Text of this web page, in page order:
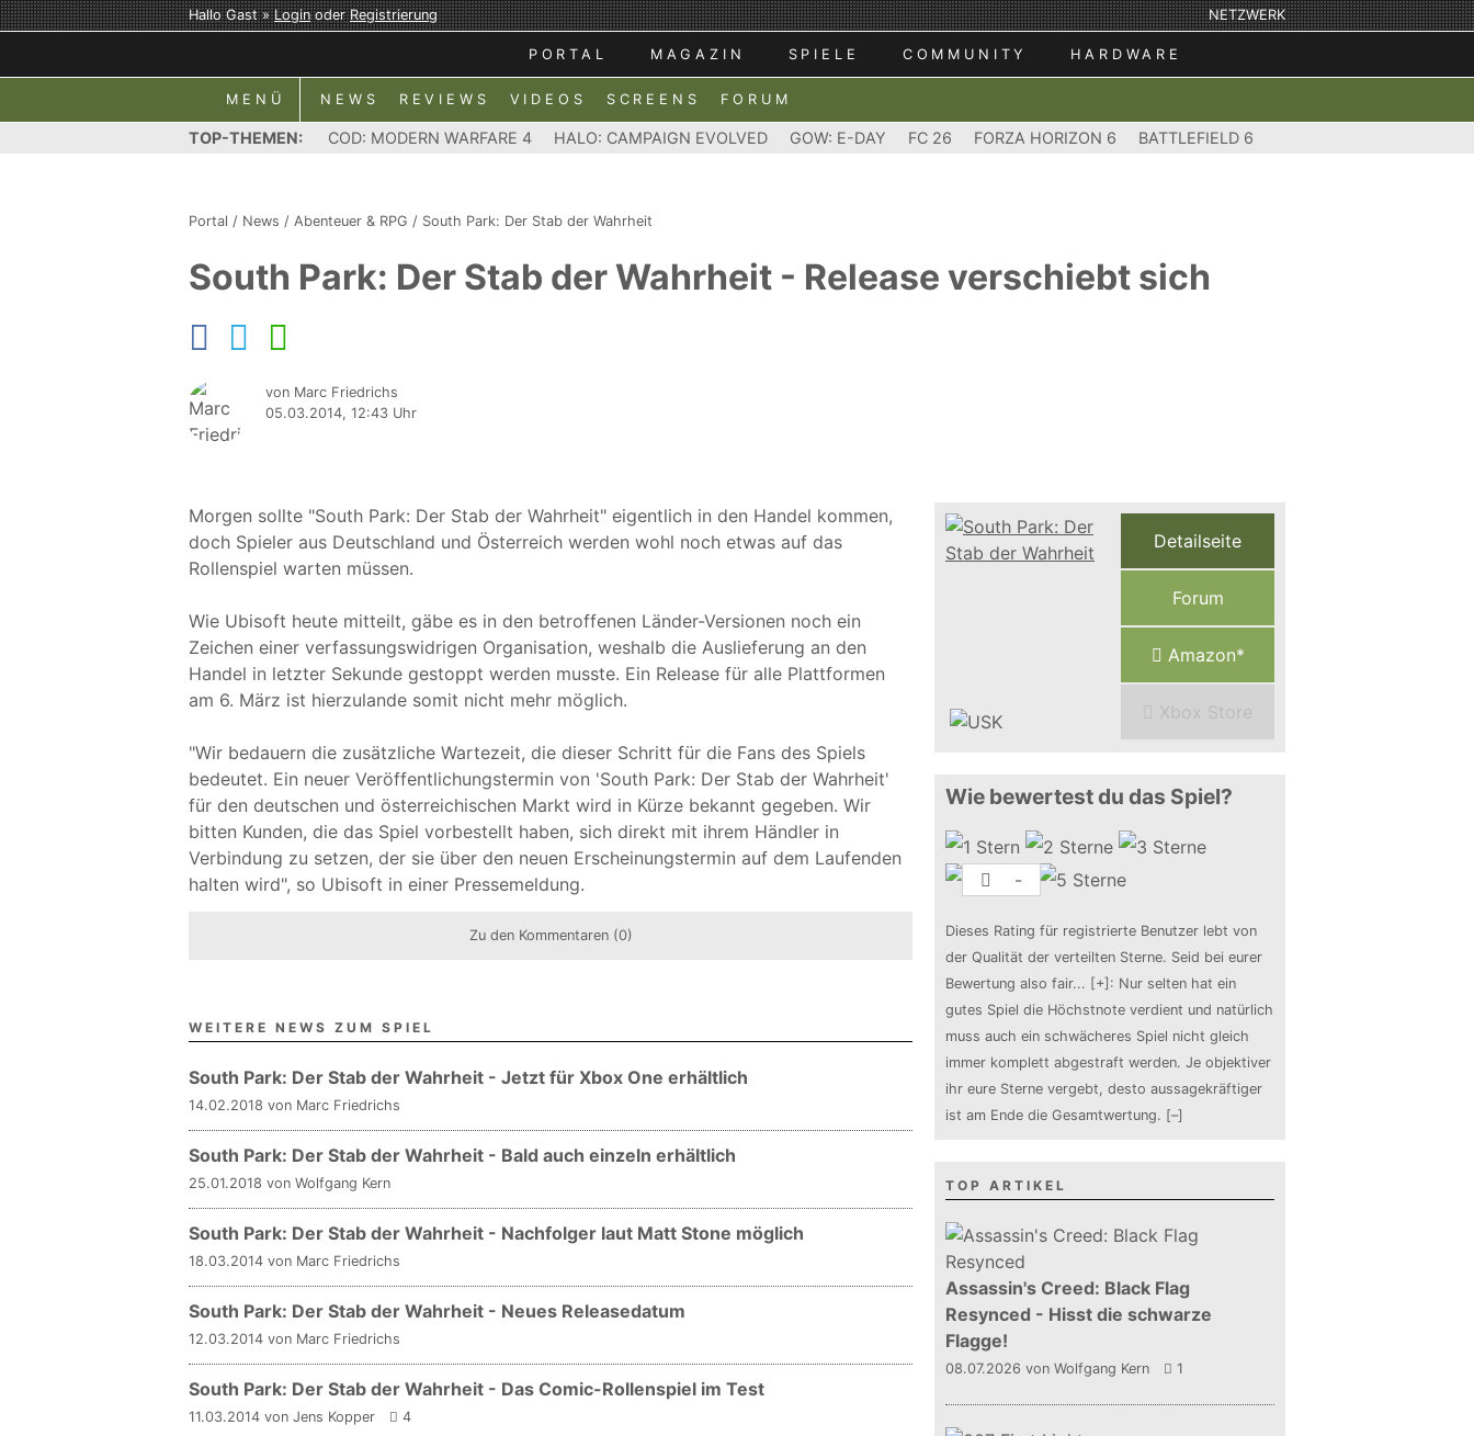
Hallo Gast »LoginoderRegistrierung NETZWERK
PORTAL MAGAZIN SPIELE COMMUNITY HARDWARE
MENÜ NEWS REVIEWS VIDEOS SCREENS FORUM
TOP-THEMEN: COD: MODERN WARFARE 4 HALO: CAMPAIGN EVOLVED GOW: E-DAY FC 26 FORZA HORIZON 6 BATTLEFIELD 6
Portal / News / Abenteuer & RPG / South Park: Der Stab der Wahrheit
South Park: Der Stab der Wahrheit - Release verschiebt sich
von Marc Friedrichs
05.03.2014, 12:43 Uhr
Morgen sollte "South Park: Der Stab der Wahrheit" eigentlich in den Handel kommen,
doch Spieler aus Deutschland und Österreich werden wohl noch etwas auf das
Rollenspiel warten müssen.
Wie Ubisoft heute mitteilt, gäbe es in den betroffenen Länder-Versionen noch ein
Zeichen einer verfassungswidrigen Organisation, weshalb die Auslieferung an den
Handel in letzter Sekunde gestoppt werden musste. Ein Release für alle Plattformen
am 6. März ist hierzulande somit nicht mehr möglich.
"Wir bedauern die zusätzliche Wartezeit, die dieser Schritt für die Fans des Spiels
bedeutet. Ein neuer Veröffentlichungstermin von 'South Park: Der Stab der Wahrheit'
für den deutschen und österreichischen Markt wird in Kürze bekannt gegeben. Wir
bitten Kunden, die das Spiel vorbestellt haben, sich direkt mit ihrem Händler in
Verbindung zu setzen, der sie über den neuen Erscheinungstermin auf dem Laufenden
halten wird", so Ubisoft in einer Pressemeldung.
Zu den Kommentaren (0)
WEITERE NEWS ZUM SPIEL
South Park: Der Stab der Wahrheit - Jetzt für Xbox One erhältlich
14.02.2018 von Marc Friedrichs
South Park: Der Stab der Wahrheit - Bald auch einzeln erhältlich
25.01.2018 von Wolfgang Kern
South Park: Der Stab der Wahrheit - Nachfolger laut Matt Stone möglich
18.03.2014 von Marc Friedrichs
South Park: Der Stab der Wahrheit - Neues Releasedatum
12.03.2014 von Marc Friedrichs
South Park: Der Stab der Wahrheit - Das Comic-Rollenspiel im Test
11.03.2014 von Jens Kopper 4
Detailseite
Forum
Amazon*
Xbox Store
Wie bewertest du das Spiel?
-
Dieses Rating für registrierte Benutzer lebt von
der Qualität der verteilten Sterne. Seid bei eurer
Bewertung also fair... [+] : Nur selten hat ein
gutes Spiel die Höchstnote verdient und natürlich
muss auch ein schwächeres Spiel nicht gleich
immer komplett abgestraft werden. Je objektiver
ihr eure Sterne vergebt, desto aussagekräftiger
ist am Ende die Gesamtwertung. [–]
TOP ARTIKEL
Assassin's Creed: Black Flag
Resynced - Hisst die schwarze
Flagge!
08.07.2026 von Wolfgang Kern 1